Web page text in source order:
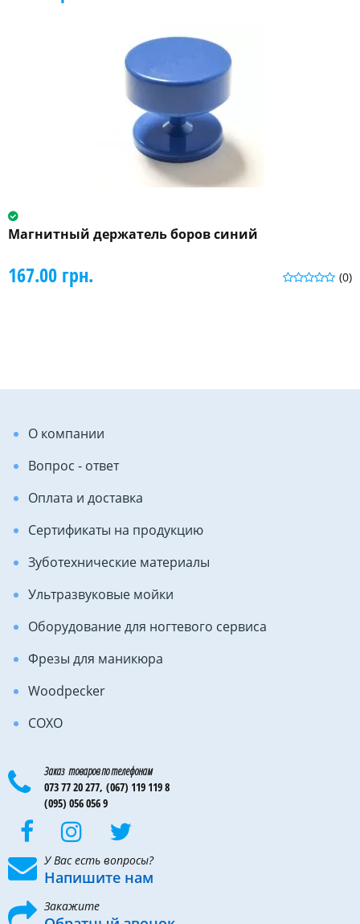
Магнитный держатель боров синий
(0)
167.00 грн.
О компании
Вопрос - ответ
Оплата и доставка
Сертификаты на продукцию
Зуботехнические материалы
Ультразвуковые мойки
Оборудование для ногтевого сервиса
Фрезы для маникюра
Woodpecker
COXO
Заказ товаров по телефонам
073 77 20 277, (067) 119 119 8
(095) 056 056 9
У Вас есть вопросы?
Напишите нам
Закажите